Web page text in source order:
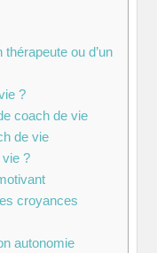
thérapeute ou d’un
?
coach de vie
de vie
vie ?
croyances
autonomie